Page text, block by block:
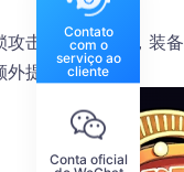
攻击袭击敌人时，装
外提升 6%。
Contato
com o
serviço ao
cliente
Conta oficial